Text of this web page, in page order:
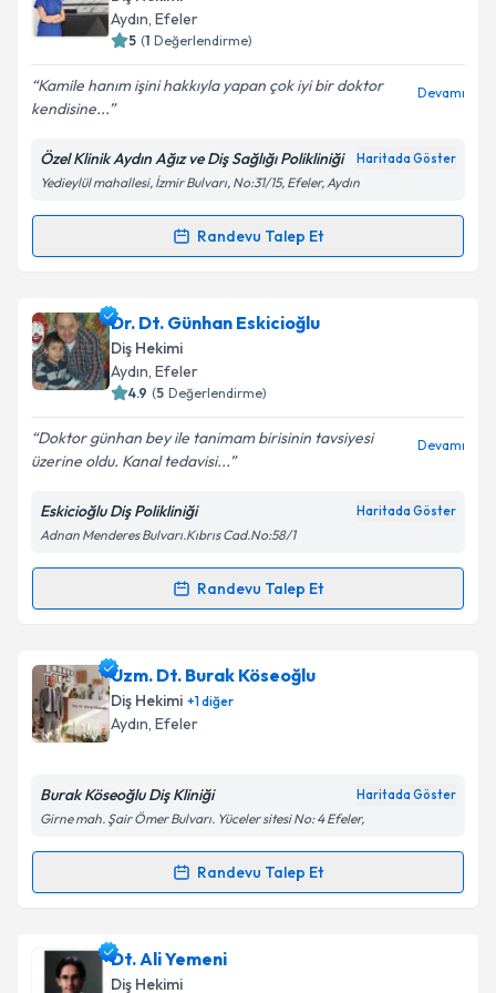
takvim hazırlandığında e-posta ile bilgilendireceğiz.
Kişisel verilerimin işlenmesine ilişkin
Aydınlatma
Metni'ni okudum ve kişisel verilerimin belirtilen
kapsamda işlenmesini kabul ediyorum.
Aydın, Efeler
5 (1 Değerlendirme)
Kamile hanım işini hakkıyla yapan çok iyi bir doktor
kendisine...
Devamı
Özel Klinik Aydın Ağız ve Diş Sağlığı Polikliniği Haritada Göster
Yedieylül mahallesi, İzmir Bulvarı, No:31/15, Efeler, Aydın
Randevu Talep Et
Randevu Takvimi Talebi
Dt. Kamile Çırpaniçin randevu takvimi talebi
oluşturun. Size bu uzmandan randevu almanız için bir
takvim hazırlandığında e-posta ile bilgilendireceğiz.
Kişisel verilerimin işlenmesine ilişkin
Aydınlatma
Metni'ni okudum ve kişisel verilerimin belirtilen
kapsamda işlenmesini kabul ediyorum.
Dr. Dt. Günhan Eskicioğlu
Diş Hekimi
Aydın, Efeler
4.9 (5 Değerlendirme)
Doktor günhan bey ile tanimam birisinin tavsiyesi
üzerine oldu. Kanal tedavisi...
Devamı
Eskicioğlu Diş Polikliniği Haritada Göster
Adnan Menderes Bulvarı.Kıbrıs Cad.No:58/1
Randevu Talep Et
Randevu Takvimi Talebi
Dr. Dt. Günhan Eskicioğluiçin randevu takvimi
talebi oluşturun. Size bu uzmandan randevu almanız
için bir takvim hazırlandığında e-posta ile
bilgilendireceğiz.
Kişisel verilerimin işlenmesine ilişkinAydınlatma
kapsamda işlenmesini kabul ediyorum.
Uzm. Dt. Burak Köseoğlu
Diş Hekimi +1diğer
Aydın, Efeler
Burak Köseoğlu Diş Kliniği Haritada Göster
Girne mah. Şair Ömer Bulvarı. Yüceler sitesi No: 4 Efeler,
Randevu Talep Et
Randevu Takvimi Talebi
Uzm. Dt. Burak Köseoğlu
oluşturun. Size bu uzmandan randevu almanız için bir
Dt. Ali Yemeni
Diş Hekimi